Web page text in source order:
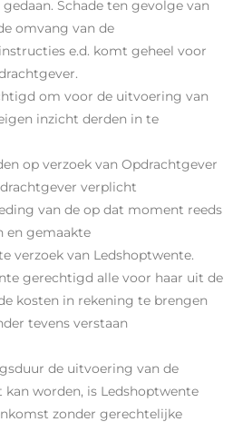
Schade ten gevolge van
omvang van de
e.d. komt geheel voor
om voor de uitvoering van
inzicht derden in te
op verzoek van Opdrachtgever
verplicht
van de op dat moment reeds
en gemaakte
verzoek van Ledshoptwente.
gerechtigd alle voor haar uit de
kosten in rekening te brengen
tevens verstaan
de uitvoering van de
worden, is Ledshoptwente
zonder gerechtelijke